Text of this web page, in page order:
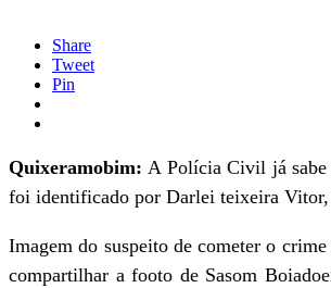
Share
Tweet
Pin
Quixeramobim: A Polícia Civil já sabe
foi identificado por Darlei teixeira Vitor,
Imagem do suspeito de cometer o
compartilhar a footo de Sasom